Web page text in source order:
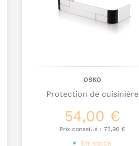
OSKO
Protection de cuisinière
54,00 €
Prix conseillé : 75,90 €
En stock